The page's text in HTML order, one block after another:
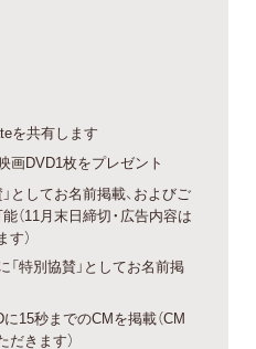
を共有します
画DVD1枚をプレゼント
としてお名前掲載、およびご
（11月末日締切・広告内容は
）
特別協賛」としてお名前掲
15秒までのCMを掲載（CM
きます）